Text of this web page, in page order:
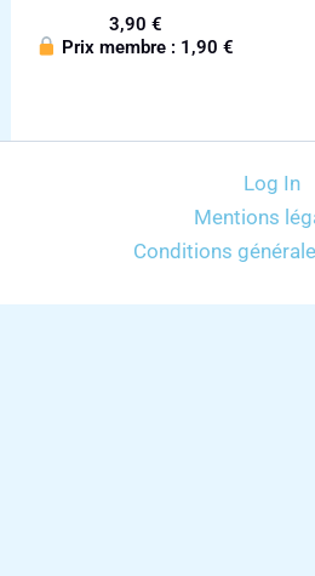
3,90 €
Prix membre : 1,90€
Log In
Mentions
Conditions